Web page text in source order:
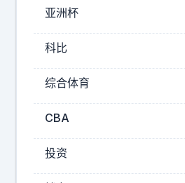
这
。
业
诉
2025-
亚洲杯
科比
综合体育
CBA
投资